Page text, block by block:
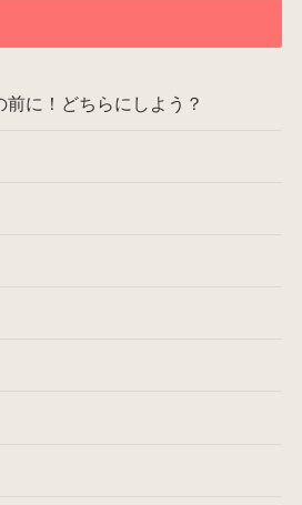
に！どちらにしよう？